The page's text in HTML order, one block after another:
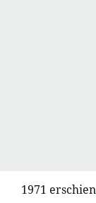
1971 erschien